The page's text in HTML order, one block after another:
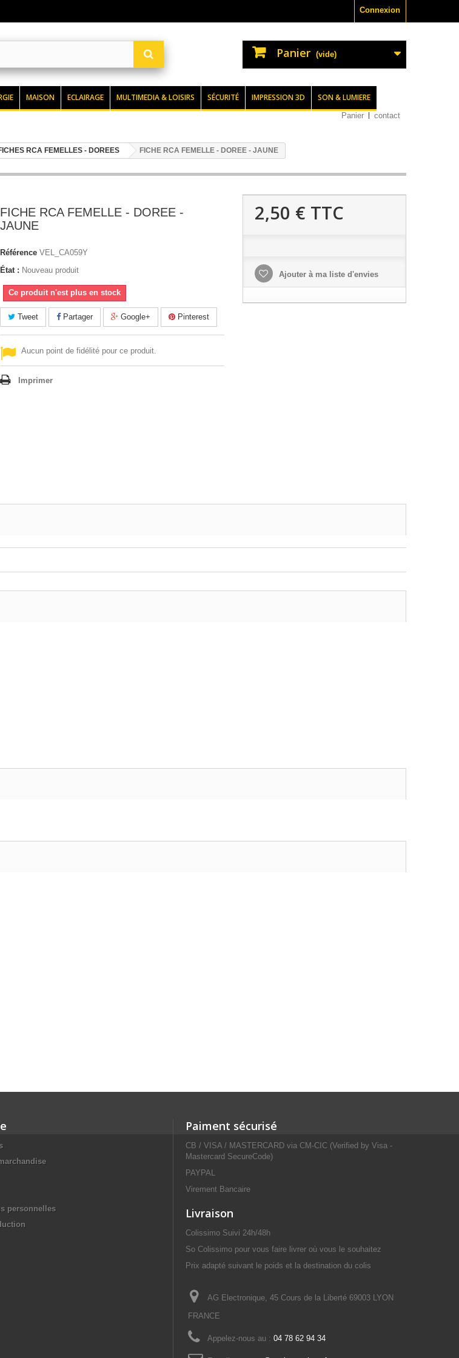
Connexion
Panier (vide)
MAISON ECLAIRAGE MULTIMEDIA & LOISIRS SÉCURITÉ IMPRESSION 3D SON & LUMIERE
Panier contact
RCA FEMELLES - DOREES FICHE RCA FEMELLE - DOREE - JAUNE
FICHE RCA FEMELLE - DOREE -
JAUNE
Référence VEL_CA059Y
État : Nouveau produit
Ce produit n'est plus en stock
Tweet Partager Google+ Pinterest
Aucun point de fidélité pour ce produit.
Imprimer
2,50 € TTC
Ajouter à ma liste d'envies
personnelles
Paiment sécurisé
CB / VISA / MASTERCARD via CM-CIC (Verified by Visa -
Mastercard SecureCode)
PAYPAL
Virement Bancaire
Livraison
Colissimo Suivi 24h/48h
So Colissimo pour vous faire livrer où vous le souhaitez
Prix adapté suivant le poids et la destination du colis
AG Electronique, 45 Cours de la Liberté 69003 LYON
FRANCE
Appelez-nous au : 04 78 62 94 34